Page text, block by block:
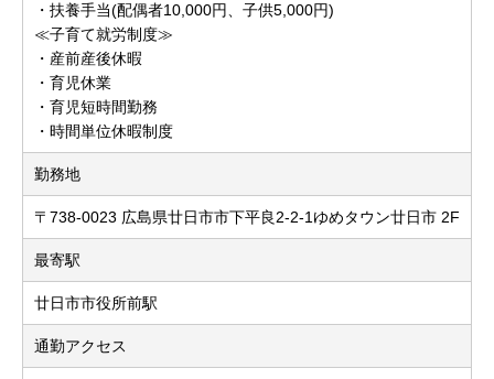
・扶養手当(配偶者10,000円、子供5,000円)
≪子育て就労制度≫
・産前産後休暇
・育児休業
・育児短時間勤務
・時間単位休暇制度
勤務地
〒738-0023 広島県廿日市市下平良2-2-1ゆめタウン廿日市 2F
最寄駅
廿日市市役所前駅
通勤アクセス